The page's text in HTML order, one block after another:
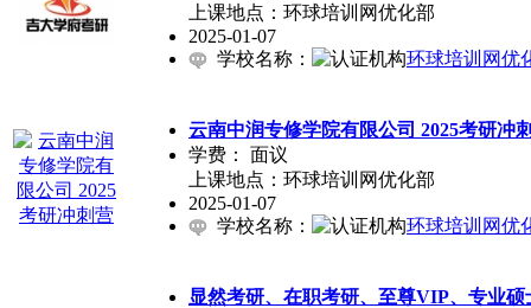
上课地点：环球培训网优化部
2025-01-07
学校名称：
环球培训网优
云南中润专修学院有限公司 2025考研冲
学费： 面议
上课地点：环球培训网优化部
2025-01-07
学校名称：
环球培训网优
显然考研、在职考研、至尊VIP、专业